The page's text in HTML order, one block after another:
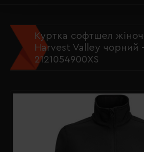
Куртка софтшел
Harvest Valley чорний -
2121054900XS